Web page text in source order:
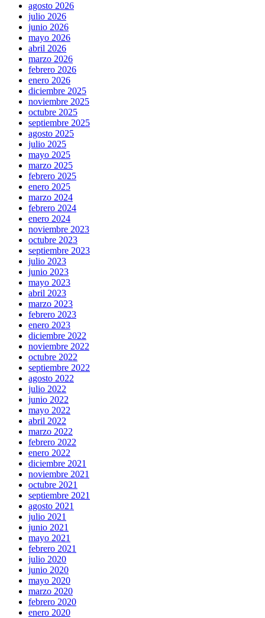
agosto 2026
julio 2026
junio 2026
mayo 2026
abril 2026
marzo 2026
febrero 2026
enero 2026
diciembre 2025
noviembre 2025
octubre 2025
septiembre 2025
agosto 2025
julio 2025
mayo 2025
marzo 2025
febrero 2025
enero 2025
marzo 2024
febrero 2024
enero 2024
noviembre 2023
octubre 2023
septiembre 2023
julio 2023
junio 2023
mayo 2023
abril 2023
marzo 2023
febrero 2023
enero 2023
diciembre 2022
noviembre 2022
octubre 2022
septiembre 2022
agosto 2022
julio 2022
junio 2022
mayo 2022
abril 2022
marzo 2022
febrero 2022
enero 2022
diciembre 2021
noviembre 2021
octubre 2021
septiembre 2021
agosto 2021
julio 2021
junio 2021
mayo 2021
febrero 2021
julio 2020
junio 2020
mayo 2020
marzo 2020
febrero 2020
enero 2020